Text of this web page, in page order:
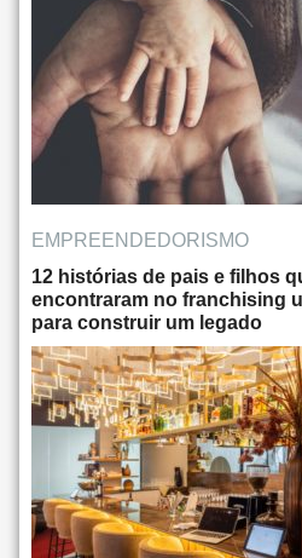
EMPREENDEDORISMO
12 histórias de pais e filhos
encontraram no franchising
para construir um legado